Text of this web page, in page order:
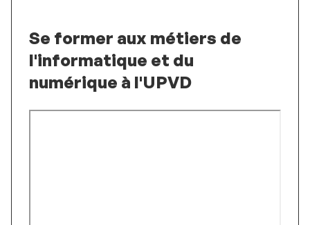
Se former aux métiers de
l'informatique et du
numérique à l'UPVD